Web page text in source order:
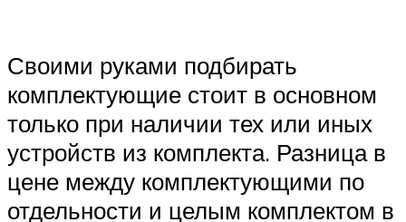
Своими руками подбирать
комплектующие стоит в основном
только при наличии тех или иных
устройств из комплекта. Разница в
цене между комплектующими по
отдельности и целым комплектом в